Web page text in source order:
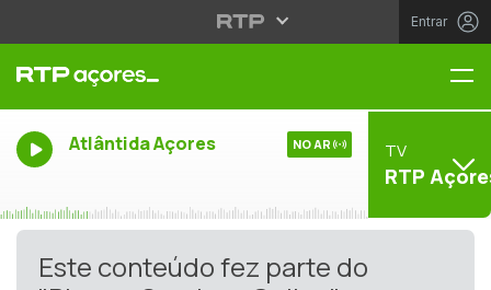
Entrar
Atlântida Açores NO AR TV
RTP
Este conteúdo fez parte do